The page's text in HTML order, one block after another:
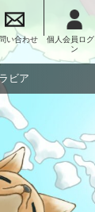
い合わせ
個人会員ログ
ン
ビア